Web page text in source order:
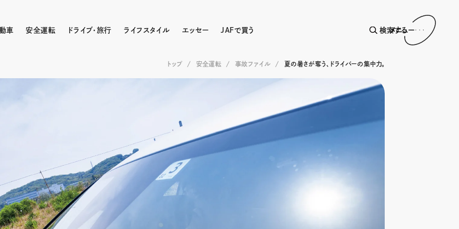
車 安全運転 ドライブ・旅行 ライフスタイル エッセー JAFで買う 検索する
メニュー
トップ 安全運転 事故ファイル 夏の暑さが奪う、ドライバーの集中力。